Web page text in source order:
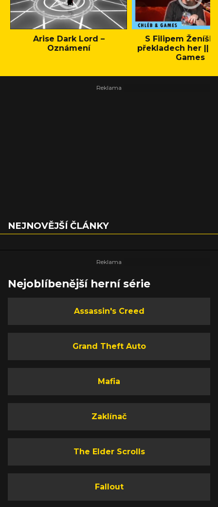
Arise Dark Lord –
Oznámení
S Filipem
překladech her ||
Games
NEJNOVĚJŠÍ ČLÁNKY
Nejoblíbenější herní série
Assassin's Creed
Grand Theft Auto
Mafia
Zaklínač
The Elder Scrolls
Fallout